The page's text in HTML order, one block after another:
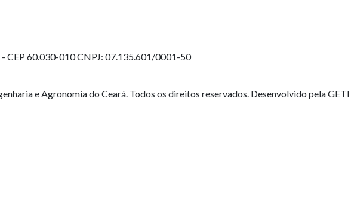
CEP 60.030-010CNPJ: 07.135.601/0001-50
e Agronomia do Ceará. Todos os direitos reservados. Desenvolvido pela GETI